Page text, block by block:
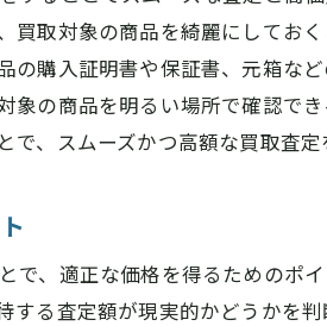
買取対象の商品を綺麗にしてお
の購入証明書や保証書、元箱な
象の商品を明るい場所で確認で
で、スムーズかつ高額な買取査定
で、適正な価格を得るためのポ
する査定額が現実的かどうかを